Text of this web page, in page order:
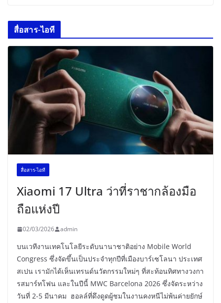
สื่อสาร-ไอที
สื่อสาร-ไอที
Xiaomi 17 Ultra ว่าที่ราชากล้องมือ
ถือแห่งปี
02/03/2026 admin
บนเวทีงานเทคโนโลยีระดับนานาชาติอย่าง Mobile World
Congress ซึ่งจัดขึ้นเป็นประจำทุกปีที่เมืองบาร์เซโลนา ประเทศ
สเปน เรามักได้เห็นเทรนด์นวัตกรรมใหม่ๆ ที่สะท้อนทิศทางวงกา
รสมาร์ทโฟน และในปีนี้ MWC Barcelona 2026 ซึ่งจัดระหว่าง
วันที่ 2-5 มีนาคม ฮอลล์ที่ดึงดูดผู้ชมในงานคงหนีไม่พ้นค่ายยักษ์